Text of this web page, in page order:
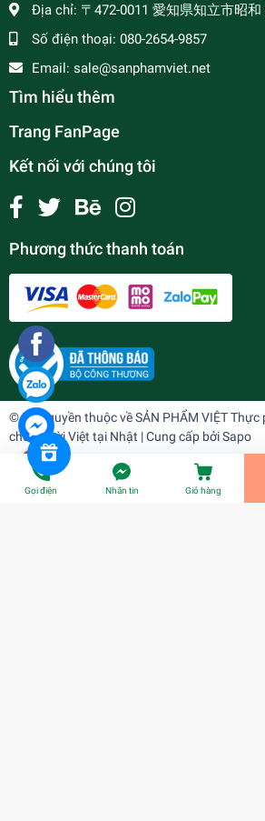
Địa chỉ: 〒472-0011 愛知県知立市昭和
Số điện thoại: 080-2654-9857
Email: sale@sanphamviet.net
Tìm hiểu thêm
Trang FanPage
Kết nối với chúng tôi
Phương thức thanh toán
© Bản quyền thuộc vềSẢN PHẨM VIỆT
cho người Việt tại Nhật | Cung cấp bởiSapo
¥1.850
undefined
Tiến Hành Thanh Toán
Gọi điện Nhắn tin Giỏ hàng